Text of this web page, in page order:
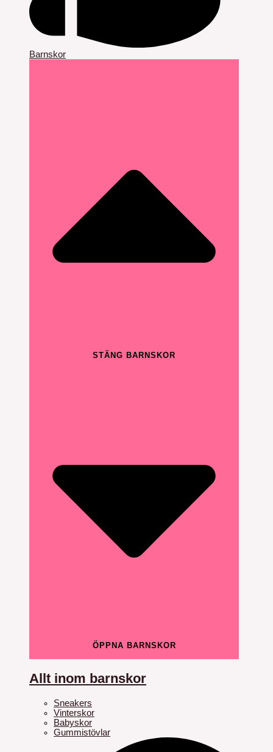
Barnskor
STÄNG BARNSKOR
ÖPPNA BARNSKOR
Allt inom barnskor
Sneakers
Vinterskor
Babyskor
Gummistövlar